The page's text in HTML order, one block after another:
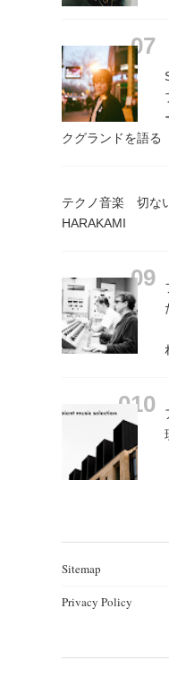
クグランドを語る
テクノ音楽 切な
HARAKAMI
Sitemap
Privacy Policy